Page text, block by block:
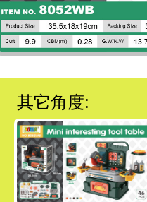
其它角度: